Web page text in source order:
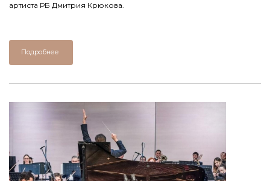
артиста РБ Дмитрия Крюкова.
Подробнее